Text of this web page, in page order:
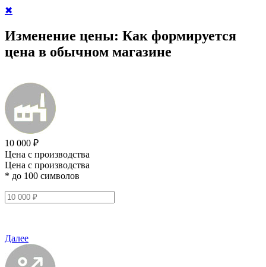
✖
Изменение цены: Как формируется
цена в обычном магазине
10 000 ₽
Цена с производства
Цена с производства
* до 100 символов
Далее